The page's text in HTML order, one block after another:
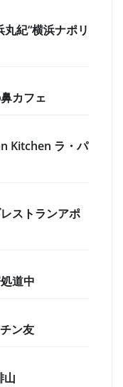
紀“横浜ナポリ
カフェ
Kitchen ラ・パ
ストランアポ
道中
ン友
山